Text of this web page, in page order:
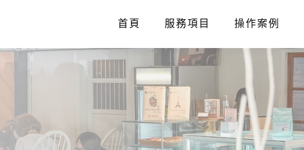
首頁 服務項目 操作案例